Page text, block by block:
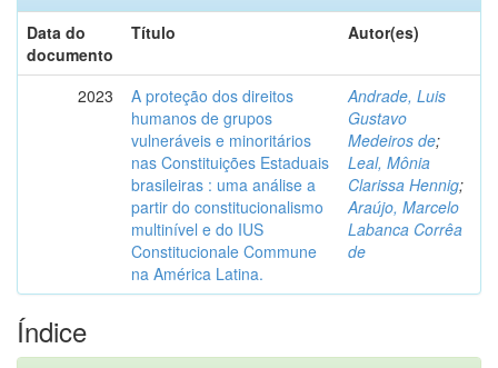
Data do
documento
Título Autor(es)
2023
A proteção dos direitos
humanos de grupos
vulneráveis e minoritários
nas Constituições Estaduais
brasileiras : uma análise a
partir do constitucionalismo
multinível e do IUS
Constitucionale Commune
na América Latina.
Andrade, Luis
Gustavo
Medeiros de;
Leal, Mônia
Clarissa Hennig;
Araújo, Marcelo
Labanca Corrêa
de
Índice